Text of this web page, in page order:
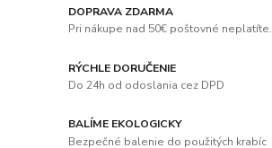
DOPRAVA ZDARMA
Pri nákupe nad 50€ poštovné neplatíte.
RÝCHLE DORUČENIE
Do 24h od odoslania cez DPD
BALÍME EKOLOGICKY
Bezpečné balenie do použitých krabíc